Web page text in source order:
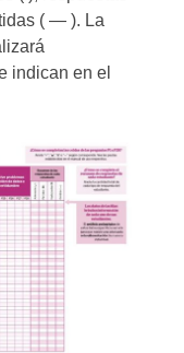
( — ). La
indican en el